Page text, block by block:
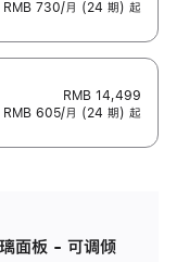
RMB 730/月 (24 期) 起
RMB 14,499
RMB 605/月 (24 期) 起
面板 - 可调倾